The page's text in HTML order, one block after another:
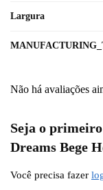
Largura
Não há avaliações
Seja o
Dreams Bege
Você precisa fazer